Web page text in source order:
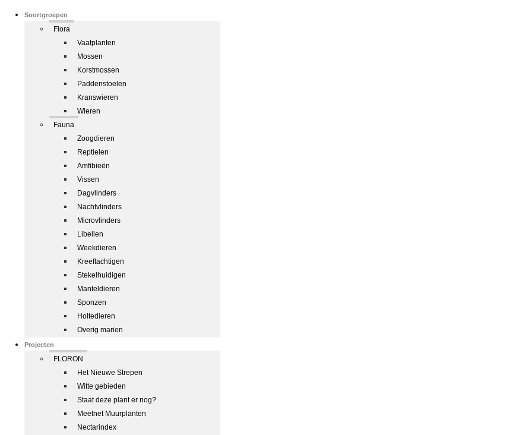
Soortgroepen
Flora
Vaatplanten
Mossen
Korstmossen
Paddenstoelen
Kranswieren
Wieren
Fauna
Zoogdieren
Reptielen
Amfibieën
Vissen
Dagvlinders
Nachtvlinders
Microvlinders
Libellen
Weekdieren
Kreeftachtigen
Stekelhuidigen
Manteldieren
Sponzen
Holtedieren
Overig marien
Projecten
FLORON
Het Nieuwe Strepen
Witte gebieden
Staat deze plant er nog?
Meetnet Muurplanten
Nectarindex